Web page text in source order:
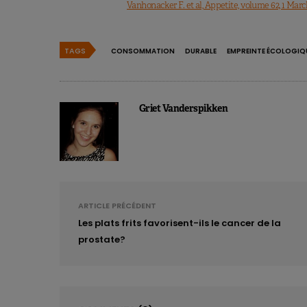
Vanhonacker F. et al, Appetite, volume 62, 1 March
TAGS CONSOMMATION DURABLE EMPREINTE
Griet Vanderspikken
ARTICLE PRÉCÉDENT
Les plats frits favorisent-ils le cancer de la
prostate?